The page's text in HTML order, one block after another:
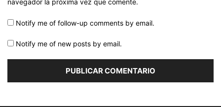
navegador la próxima vez que comente.
Notify me of follow-up comments by email.
Notify me of new posts by email.